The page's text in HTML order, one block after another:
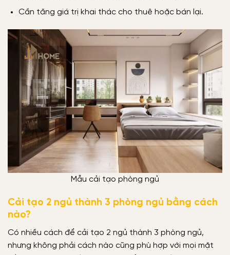
Cần tăng giá trị khai thác cho thuê hoặc bán lại.
Mẫu cải tạo phòng ngủ
Cải tạo 2 ngủ thành 3 phòng ngủ bằng cách
nào?
Có nhiều cách để cải tạo 2 ngủ thành 3 phòng ngủ,
nhưng không phải cách nào cũng phù hợp với mọi mặt